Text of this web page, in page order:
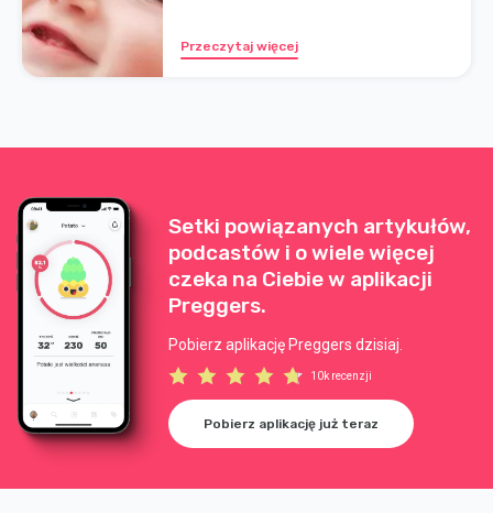
Przeczytaj więcej
Setki powiązanych artykułów,
podcastów i o wiele więcej
czeka na Ciebie w aplikacji
Preggers.
Pobierz aplikację Preggers dzisiaj.
10k recenzji
Pobierz aplikację już teraz